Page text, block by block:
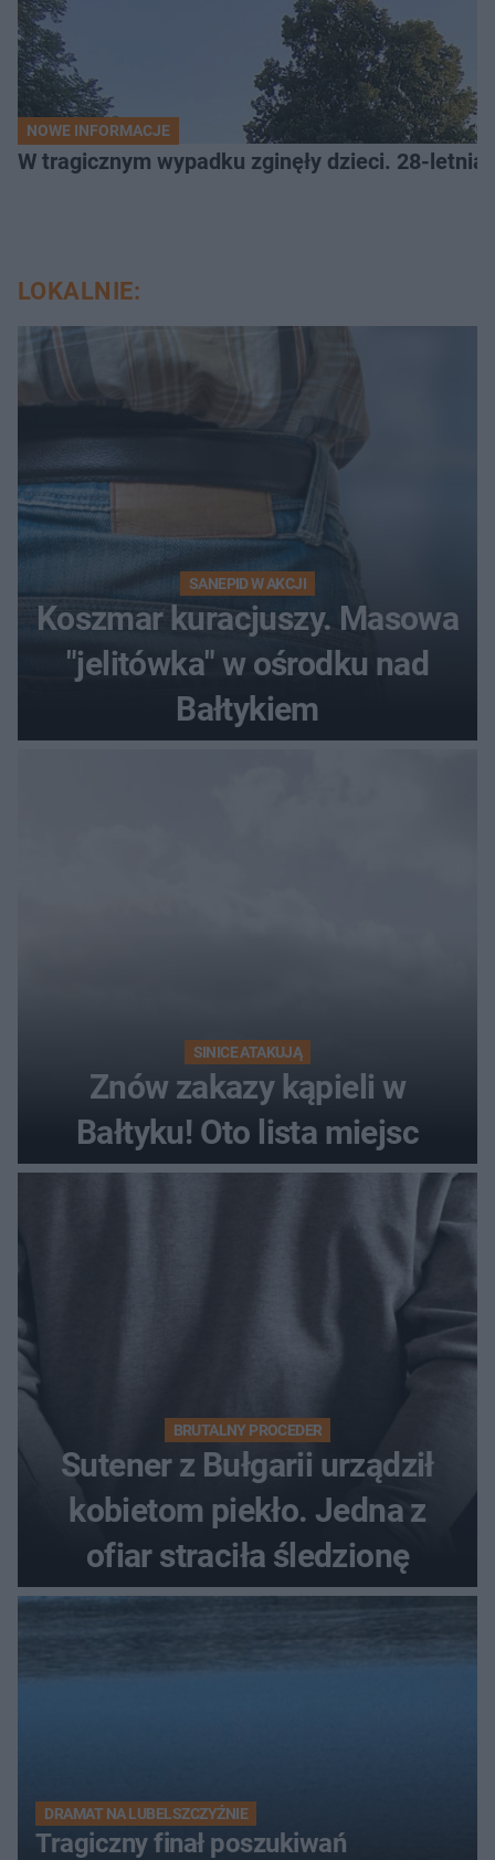
NOWE INFORMACJE
W tragicznym wypadku zginęły dzieci. 28-
LOKALNIE:
SANEPID W AKCJI
Koszmar kuracjuszy. Masowa
"jelitówka" w ośrodku nad
Bałtykiem
SINICE ATAKUJĄ
Znów zakazy kąpieli w
Bałtyku! Oto lista miejsc
BRUTALNY PROCEDER
Sutener z Bułgarii urządził
kobietom piekło. Jedna z
ofiar straciła śledzionę
DRAMAT NA LUBELSZCZYŹNIE
Tragiczny finał poszukiwań